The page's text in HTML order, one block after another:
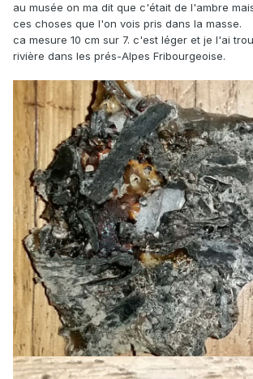
au musée on ma dit que c'était de l'ambre
ces choses que l'on vois pris dans la masse.
ca mesure 10 cm sur 7. c'est léger et je l'ai
rivière dans les prés-Alpes Fribourgeoise.